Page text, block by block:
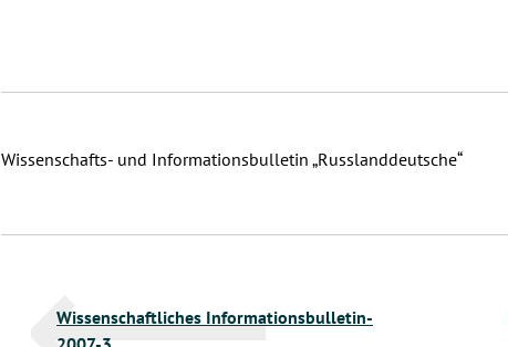
Wissenschafts- und Informationsbulletin „Russlanddeutsche“
Wissenschaftliches Informationsbulletin-